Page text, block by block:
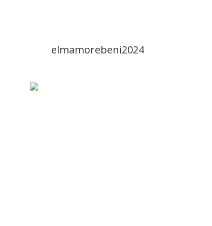
elmamorebeni2024